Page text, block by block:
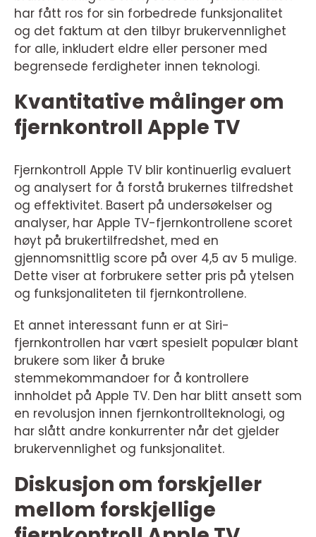
har fått ros for sin forbedrede funksjonalitet
og det faktum at den tilbyr brukervennlighet
for alle, inkludert eldre eller personer med
begrensede ferdigheter innen teknologi.
Kvantitative målinger om
fjernkontroll Apple TV
Fjernkontroll Apple TV blir kontinuerlig evaluert
og analysert for å forstå brukernes tilfredshet
og effektivitet. Basert på undersøkelser og
analyser, har Apple TV-fjernkontrollene scoret
høyt på brukertilfredshet, med en
gjennomsnittlig score på over 4,5 av 5 mulige.
Dette viser at forbrukere setter pris på ytelsen
og funksjonaliteten til fjernkontrollene.
Et annet interessant funn er at Siri-
fjernkontrollen har vært spesielt populær blant
brukere som liker å bruke
stemmekommandoer for å kontrollere
innholdet på Apple TV. Den har blitt ansett som
en revolusjon innen fjernkontrollteknologi, og
har slått andre konkurrenter når det gjelder
brukervennlighet og funksjonalitet.
Diskusjon om forskjeller
mellom forskjellige